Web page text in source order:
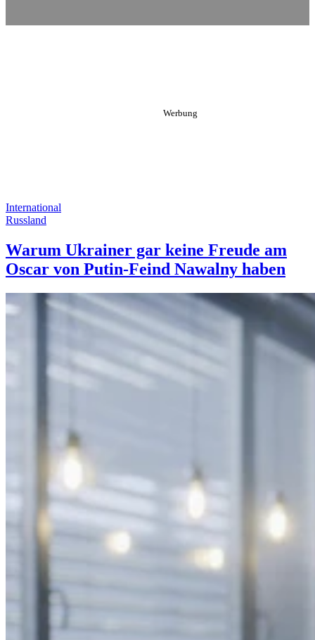
International
Russland
Warum Ukrainer gar keine Freude am
Oscar von Putin-Feind Nawalny haben